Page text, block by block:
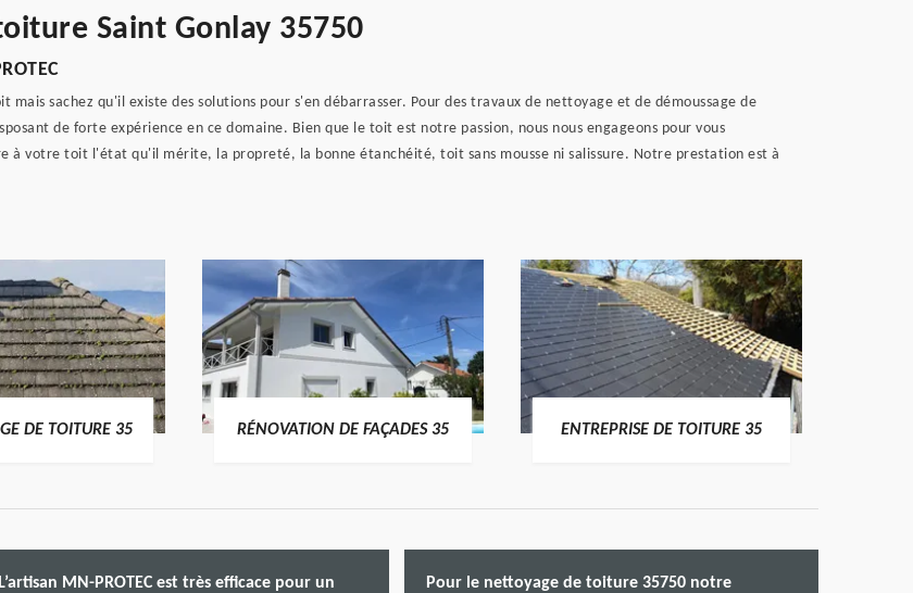
Saint Gonlay 35750
mais sachez qu'il existe des solutions pour s'en débarrasser. Pour des travaux de nettoyage et de démoussage de
de forte expérience en ce domaine. Bien que le toit est notre passion, nous nous engageons pour vous
à votre toit l'état qu'il mérite, la propreté, la bonne étanchéité, toit sans mousse ni salissure. Notre prestation est à
DE TOITURE 35 RÉNOVATION DE FAÇADES 35 ENTREPRISE DE TOITURE 35
L’artisan MN-PROTEC est très efficace pour un
Pour le nettoyage de toiture 35750 notre